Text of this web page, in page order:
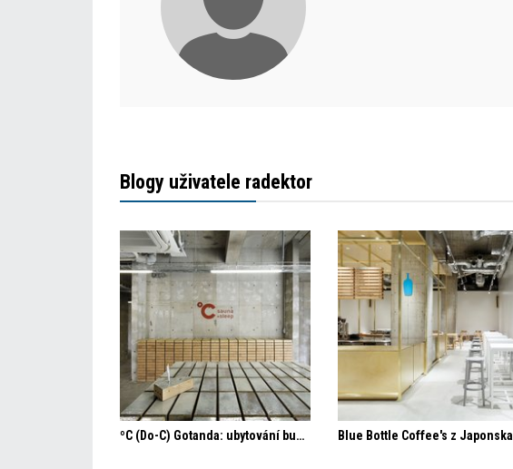
Blogy uživatele radektor
ºC (Do-C) Gotanda: ubytování budoucnosti Blue Bottle Coffee's z Japonska